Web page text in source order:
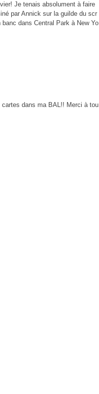
Je tenais absolument à faire
par Annick sur la guilde du scr
dans Central Park à New Yo
cartes dans ma BAL!! Merci à tou